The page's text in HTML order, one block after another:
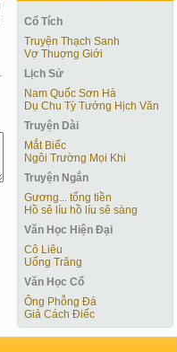
Cổ Tích
Truyện Thạch Sanh
Vợ Thuợng Giới
Lịch Sử
Nam Quốc Sơn Hà
Dụ Chu Tỳ Tướng Hịch Văn
Truyện Dài
Mắt Biếc
Ngôi Trường Mọi Khi
Truyện Ngắn
Gương... tống tiền
Hồ sê líu hồ líu sê sàng
Văn Học Hiện Ðại
Cô Liêu
Uống Trăng
Văn Học Cổ
Ông Phỗng Đá
Giả Cách Điếc